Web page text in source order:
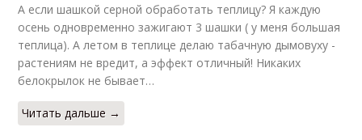
А если шашкой серной обработать теплицу? Я каждую
осень одновременно зажигают 3 шашки ( у меня большая
теплица). А летом в теплице делаю табачную дымовуху -
растениям не вредит, а эффект отличный! Никаких
белокрылок не бывает…
Читать дальше →